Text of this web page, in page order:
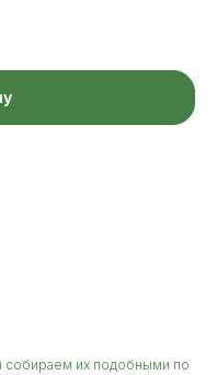
их подобными по